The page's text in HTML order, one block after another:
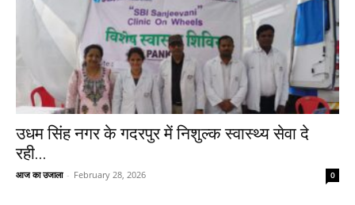
उधम सिंह नगर के गदरपुर में निशुल्क स्वास्थ्य सेवा दे
रही...
आज का उजाला - February 28, 2026 0